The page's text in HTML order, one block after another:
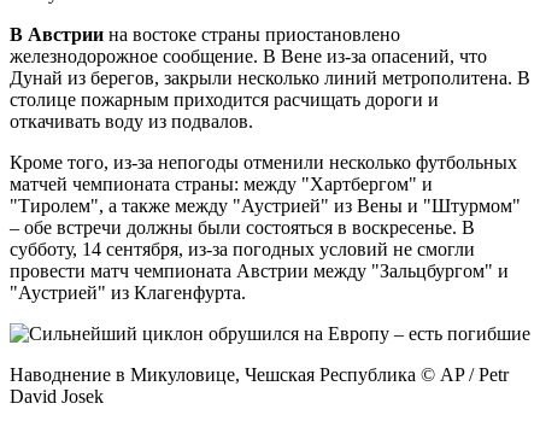
В Австрии на востоке страны приостановлено
железнодорожное сообщение. В Вене из-за опасений, что
Дунай из берегов, закрыли несколько линий метрополитена. В
столице пожарным приходится расчищать дороги и
откачивать воду из подвалов.
Кроме того, из-за непогоды отменили несколько футбольных
матчей чемпионата страны: между "Хартбергом" и
"Тиролем", а также между "Аустрией" из Вены и "Штурмом"
– обе встречи должны были состояться в воскресенье. В
субботу, 14 сентября, из-за погодных условий не смогли
провести матч чемпионата Австрии между "Зальцбургом" и
"Аустрией" из Клагенфурта.
Наводнение в Микуловице, Чешская Республика © AP / Petr
David Josek